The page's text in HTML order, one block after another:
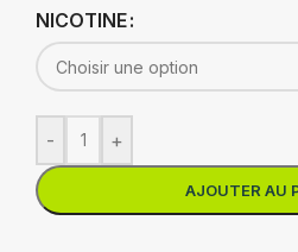
NICOTINE
- +
AJOUTER AU